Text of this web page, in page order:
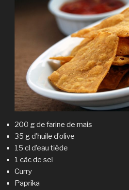
200 g de farine de mais
35 g d’huile d’olive
15 cl d’eau tiède
1 càc de sel
Curry
Paprika